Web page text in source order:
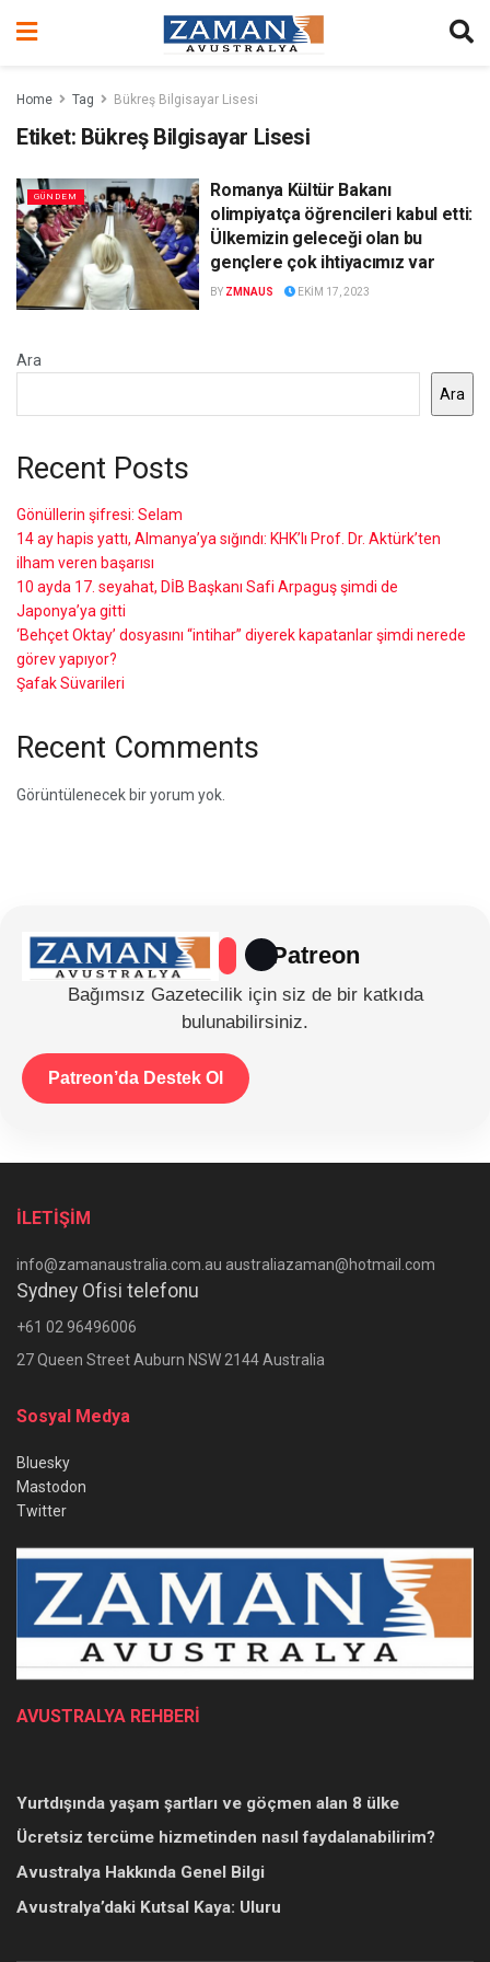
Home Tag Bükreş Bilgisayar Lisesi
Etiket: Bükreş Bilgisayar Lisesi
GÜNDEM
Romanya Kültür Bakanı
olimpiyatça öğrencileri kabul etti:
Ülkemizin geleceği olan bu
gençlere çok ihtiyacımız var
BY ZMNAUS EKIM 17, 2023
Ara
Ara
Recent Posts
Gönüllerin şifresi: Selam
14 ay hapis yattı, Almanya’ya sığındı: KHK’lı Prof. Dr. Aktürk’ten
ilham veren başarısı
10 ayda 17. seyahat, DİB Başkanı Safi Arpaguş şimdi de
Japonya’ya gitti
‘Behçet Oktay’ dosyasını “intihar” diyerek kapatanlar şimdi nerede
görev yapıyor?
Şafak Süvarileri
Recent Comments
Görüntülenecek bir yorum yok.
Patreon
Bağımsız Gazetecilik için siz de bir katkıda
bulunabilirsiniz.
Patreon’da Destek Ol
İLETİŞİM
info@zamanaustralia.com.au australiazaman@hotmail.com
Sydney Ofisi telefonu
+61 02 96496006
27 Queen Street Auburn NSW 2144 Australia
Sosyal Medya
Bluesky
Mastodon
Twitter
AVUSTRALYA REHBERİ
Yurtdışında yaşam şartları ve göçmen alan 8 ülke
Ücretsiz tercüme hizmetinden nasıl faydalanabilirim?
Avustralya Hakkında Genel Bilgi
Avustralya’daki Kutsal Kaya: Uluru